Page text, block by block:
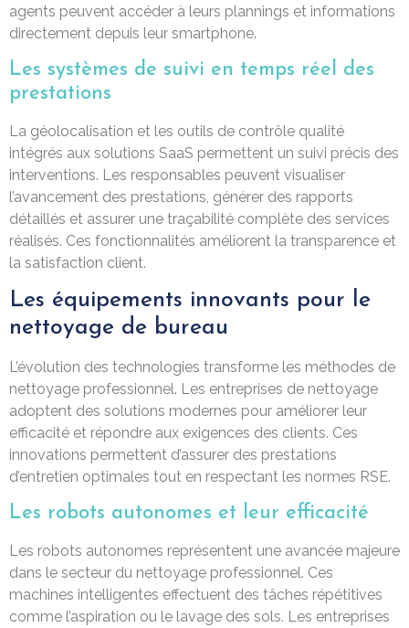
agents peuvent accéder à leurs plannings et informations
directement depuis leur smartphone.
Les systèmes de suivi en temps réel des
prestations
La géolocalisation et les outils de contrôle qualité
intégrés aux solutions SaaS permettent un suivi précis des
interventions. Les responsables peuvent visualiser
l’avancement des prestations, générer des rapports
détaillés et assurer une traçabilité complète des services
réalisés. Ces fonctionnalités améliorent la transparence et
la satisfaction client.
Les équipements innovants pour le
nettoyage de bureau
L’évolution des technologies transforme les méthodes de
nettoyage professionnel. Les entreprises de nettoyage
adoptent des solutions modernes pour améliorer leur
efficacité et répondre aux exigences des clients. Ces
innovations permettent d’assurer des prestations
d’entretien optimales tout en respectant les normes RSE.
Les robots autonomes et leur efficacité
Les robots autonomes représentent une avancée majeure
dans le secteur du nettoyage professionnel. Ces
machines intelligentes effectuent des tâches répétitives
comme l’aspiration ou le lavage des sols. Les entreprises